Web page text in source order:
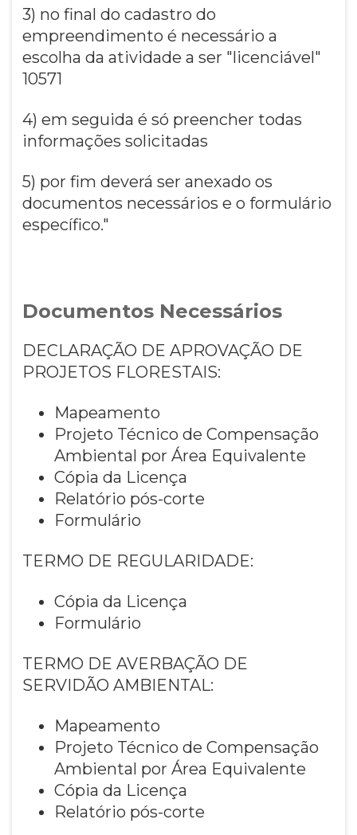
3) no final do cadastro do
empreendimento é necessário a
escolha da atividade a ser "licenciável"
10571
4) em seguida é só preencher todas
informações solicitadas
5) por fim deverá ser anexado os
documentos necessários e o formulário
específico."
Documentos Necessários
DECLARAÇÃO DE APROVAÇÃO DE
PROJETOS FLORESTAIS:
Mapeamento
Projeto Técnico de Compensação
Ambiental por Área Equivalente
Cópia da Licença
Relatório pós-corte
Formulário
TERMO DE REGULARIDADE:
Cópia da Licença
Formulário
TERMO DE AVERBAÇÃO DE
SERVIDÃO AMBIENTAL:
Mapeamento
Projeto Técnico de Compensação
Ambiental por Área Equivalente
Cópia da Licença
Relatório pós-corte